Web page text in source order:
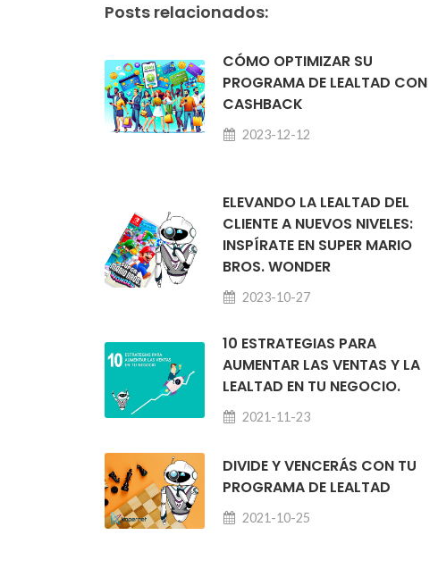
Posts relacionados:
CÓMO OPTIMIZAR SU
PROGRAMA DE LEALTAD CON
CASHBACK
2023-12-12
ELEVANDO LA LEALTAD DEL
CLIENTE A NUEVOS NIVELES:
INSPÍRATE EN SUPER MARIO
BROS. WONDER
2023-10-27
10 ESTRATEGIAS PARA
AUMENTAR LAS VENTAS Y LA
LEALTAD EN TU NEGOCIO.
2021-11-23
DIVIDE Y VENCERÁS CON TU
PROGRAMA DE LEALTAD
2021-10-25